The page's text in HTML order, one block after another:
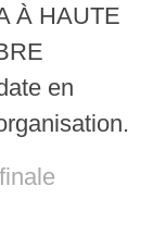
À HAUTE
en